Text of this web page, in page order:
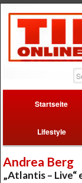
Startseite
Lifestyle
Andrea Berg
„Atlantis –